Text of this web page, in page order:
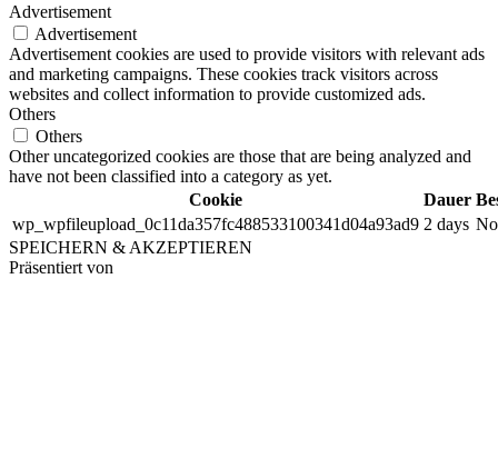
Advertisement
Advertisement
Advertisement cookies are used to provide visitors with relevant ads
and marketing campaigns. These cookies track visitors across
websites and collect information to provide customized ads.
Others
Others
Other uncategorized cookies are those that are being analyzed and
have not been classified into a category as yet.
Cookie
Dauer
wp_wpfileupload_0c11da357fc488533100341d04a93ad9 2 days
SPEICHERN & AKZEPTIEREN
Präsentiert von